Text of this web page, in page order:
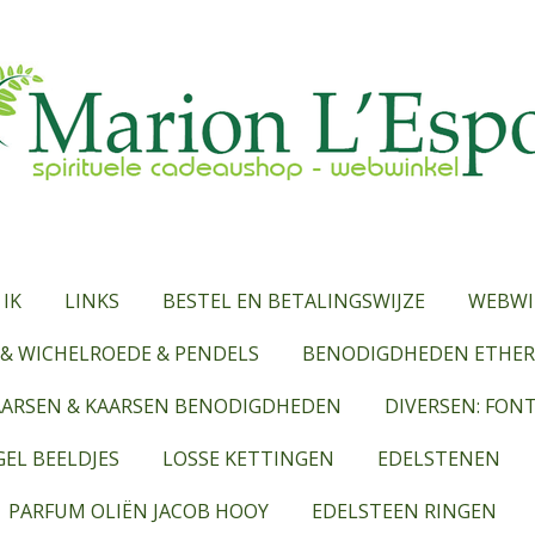
LINKS BESTEL EN BETALINGSWIJZE
WICHELROEDE & PENDELS
BENODIGDHEDEN
& KAARSEN BENODIGDHEDEN
DIVERSEN:
BEELDJES
LOSSE KETTINGEN
EDELSTENEN
PARFUM OLIËN JACOB HOOY
EDELSTEEN RINGEN